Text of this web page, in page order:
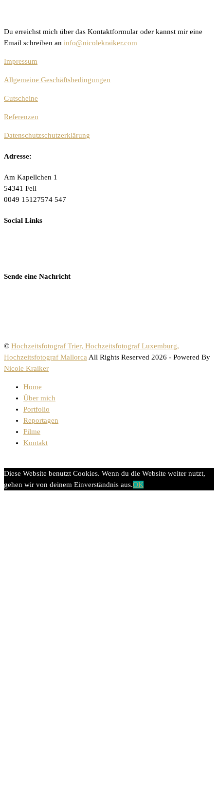
Du erreichst mich über das Kontaktformular oder kannst mir eine
Email schreiben an info@nicolekraiker.com
Impressum
Allgemeine Geschäftsbedingungen
Gutscheine
Referenzen
Datenschutzschutzerklärung
Adresse:
Am Kapellchen 1
54341 Fell
0049 15127574 547
Social Links
Sende eine Nachricht
© Hochzeitsfotograf Trier, Hochzeitsfotograf Luxemburg,
Hochzeitsfotograf Mallorca All Rights Reserved 2026 - Powered By
Nicole Kraiker
Home
Über mich
Portfolio
Reportagen
Filme
Kontakt
Diese Website benutzt Cookies. Wenn du die Website weiter nutzt,
gehen wir von deinem Einverständnis aus.OK